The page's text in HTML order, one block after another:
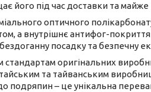
його під час доставки та
оптичного
а внутрішнє антифог-
посадку та безпечну
оригінальних
та тайванським
до подряпин – це унікальна